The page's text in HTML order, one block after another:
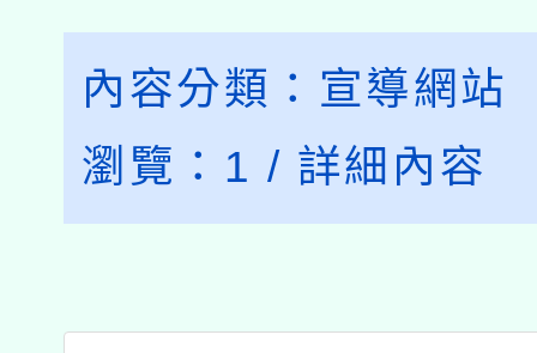
內容分類： 宣導網站
瀏覽： 1 / 詳細內容